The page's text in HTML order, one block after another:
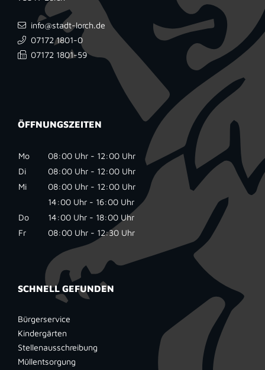
info@stadt-lorch.de
07172 1801-0
07172 1801-59
ÖFFNUNGSZEITEN
Mo
08:00 Uhr - 12:00 Uhr
Di
08:00 Uhr - 12:00 Uhr
Mi
08:00 Uhr - 12:00 Uhr
14:00 Uhr - 16:00 Uhr
Do
14:00 Uhr - 18:00 Uhr
Fr
08:00 Uhr - 12:30 Uhr
SCHNELL GEFUNDEN
Bürgerservice
Kindergärten
Stellenausschreibung
Müllentsorgung